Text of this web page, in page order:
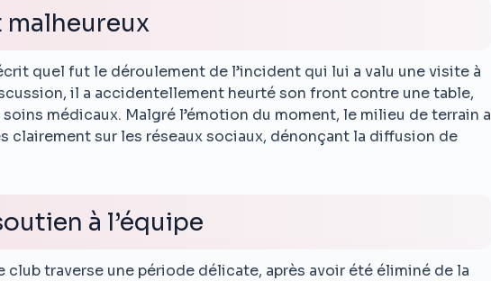
malheureux
quel fut le déroulement de l’incident qui lui a valu une visite à
il a accidentellement heurté son front contre une table,
médicaux. Malgré l’émotion du moment, le milieu de terrain a
clairement sur les réseaux sociaux, dénonçant la diffusion de
à l’équipe
club traverse une période délicate, après avoir été éliminé de la